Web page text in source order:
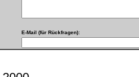
E-Mail (für Rückfragen):